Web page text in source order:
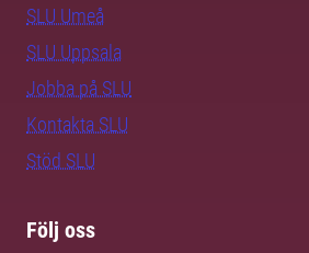
SLU Umeå
SLU Uppsala
Jobba på SLU
Kontakta SLU
Stöd SLU
Följ oss